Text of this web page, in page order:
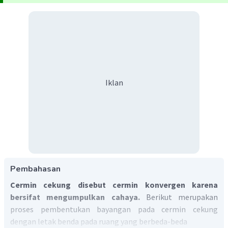
Iklan
Pembahasan
Cermin cekung disebut cermin konvergen karena
bersifat mengumpulkan cahaya.Berikut merupakan
proses pembentukan bayangan pada cermin cekung
dengan letak benda pada ruang yang berbeda-beda